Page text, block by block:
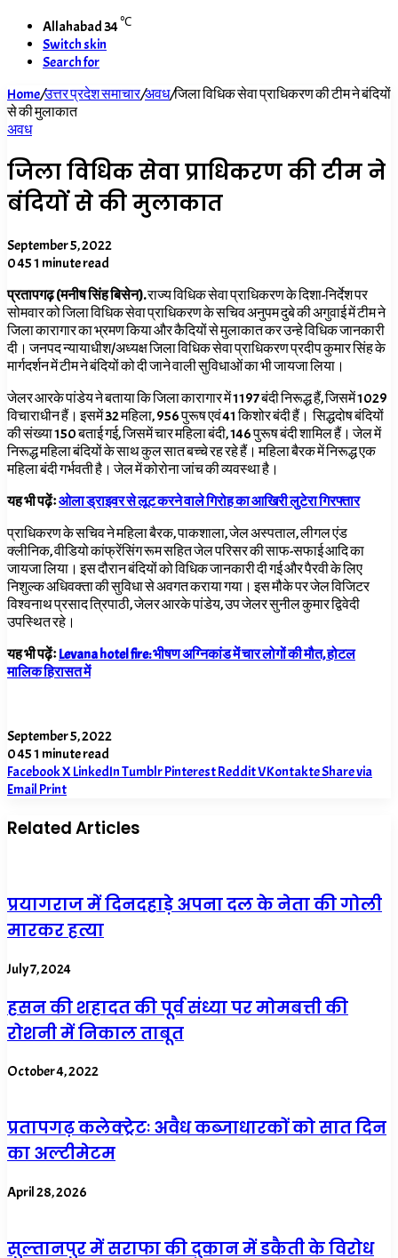
Allahabad34℃
Switch skin
Search for
Home/उत्तर प्रदेश समाचार/अवध/जिला विधिक सेवा प्राधिकरण की टीम ने बंदियों
से की मुलाकात
अवध
जिला विधिक सेवा प्राधिकरण की टीम ने
बंदियों से की मुलाकात
September 5, 2022
0451 minute read
प्रतापगढ़ (मनीष सिंह बिसेन).राज्य विधिक सेवा प्राधिकरण के दिशा-निर्देश पर
सोमवार को जिला विधिक सेवा प्राधिकरण के सचिव अनुपम दुबे की अगुवाई में टीम ने
जिला कारागार का भ्रमण किया और कैदियों से मुलाकात कर उन्हे विधिक जानकारी
दी। जनपद न्यायाधीश/अध्यक्ष जिला विधिक सेवा प्राधिकरण प्रदीप कुमार सिंह के
मार्गदर्शन में टीम ने बंदियों को दी जाने वाली सुविधाओं का भी जायजा लिया।
जेलर आरके पांडेय ने बताया कि जिला कारागार में 1197 बंदी निरूद्ध हैं, जिसमें 1029
विचाराधीन हैं। इसमें 32 महिला, 956 पुरूष एवं 41 किशोर बंदी हैं। सिद्धदोष बंदियों
की संख्या 150 बताई गई, जिसमें चार महिला बंदी, 146 पुरूष बंदी शामिल हैं। जेल में
निरूद्ध महिला बंदियों के साथ कुल सात बच्चे रह रहे हैं। महिला बैरक में निरूद्ध एक
महिला बंदी गर्भवती है। जेल में कोरोना जांच की व्यवस्था है।
यह भी पढ़ेंःओला ड्राइवर से लूट करने वाले गिरोह का आखिरी लुटेरा गिरफ्तार
प्राधिकरण के सचिव ने महिला बैरक,पाकशाला,जेल अस्पताल,लीगल एंड
क्लीनिक, वीडियो कांफ्रेंसिंग रूम सहित जेल परिसर की साफ-सफाई आदि का
जायजा लिया। इस दौरान बंदियों को विधिक जानकारी दी गई और पैरवी के लिए
निशुल्क अधिवक्ता की सुविधा से अवगत कराया गया। इस मौके पर जेल विजिटर
विश्वनाथ प्रसाद त्रिपाठी, जेलर आरके पांडेय, उप जेलर सुनील कुमार द्विवेदी
उपस्थित रहे।
यह भी पढ़ेंःLevana hotel fire: भीषण अग्निकांड में चार लोगों की मौत, होटल
मालिक हिरासत में
September 5, 2022
0451 minute read
FacebookXLinkedInTumblrPinterestRedditVKontakteShare via
Email Print
Related Articles
प्रयागराज में दिनदहाड़े अपना दल के नेता की गोली
मारकर हत्या
July 7, 2024
हसन की शहादत की पूर्व संध्या पर मोमबत्ती की
रोशनी में निकाल ताबूत
October 4, 2022
प्रतापगढ़ कलेक्ट्रेटः अवैध कब्जाधारकों को सात दिन
का अल्टीमेटम
April 28, 2026
सुल्तानपुर में सराफा की दुकान में डकैती के विरोध